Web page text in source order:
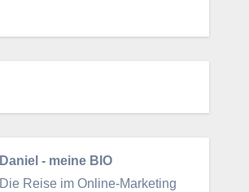
Daniel - meine BIO
Die Reise im Online-Marketing